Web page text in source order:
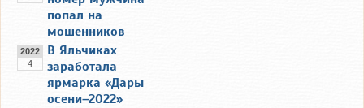
попал на
мошенников
2022
4
В Яльчиках
заработала
ярмарка «Дары
осени–2022»